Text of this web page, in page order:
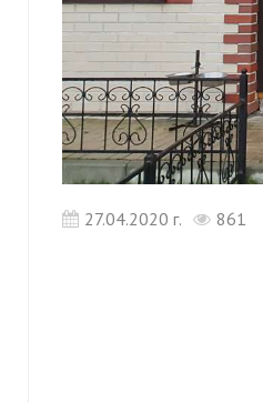
27.04.2020 г. 861